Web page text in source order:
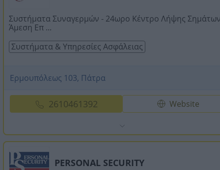
Συστήματα Συναγερμών - 24ωρο Κέντρο Λήψης
Άμεση Επ ...
Συστήματα & Υπηρεσίες Ασφάλειας
Ερμουπόλεως 103, Πάτρα
2610461392 Website
PERSONAL SECURITY